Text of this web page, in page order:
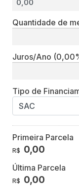
Quantidade de
Juros/Ano
Tipo de
SAC
Primeira Parcela
R$ 0,00
Última Parcela
R$ 0,00